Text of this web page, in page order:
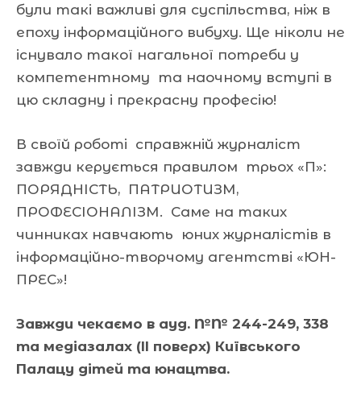
були такі важливі для суспільства, ніж в
епоху інформаційного вибуху. Ще ніколи не
існувало такої нагальної потреби у
компетентному та наочному вступі в
цю складну і прекрасну професію!
В своїй роботі справжній журналіст
завжди керується правилом трьох «П»:
ПОРЯДНІСТЬ, ПАТРИОТИЗМ,
ПРОФЕСІОНАЛІЗМ. Саме на таких
чинниках навчають юних журналістів в
інформаційно-творчому агентстві «ЮН-
ПРЕС»!
Завжди чекаємо в ауд. №№ 244-249, 338
та медіазалах (ІІ поверх) Київського
Палацу дітей та юнацтва.